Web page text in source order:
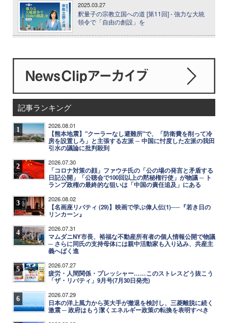
2025.03.27
釈量子の宗教立国への道 [第11回] - 強力な大統
領令で「自由の創設」を
記事ランキング
1 2026.08.01
【熊本地震】"クーラーなし避難所"で、「防衛費を削って冷
房を設置しろ」と主張する左派 ─ 中国に忖度した左派の我田
引水の議論に批判殺到
2 2026.07.30
「コロナ対策の顔」ファウチ氏の「公の場の発言と矛盾する
日記公開」「公聴会で100回以上の黙秘権行使」が物議 ─ ト
ランプ政権の最終的な狙いは「中国の責任追及」にある
3 2026.08.02
【名画座リバティ (29)】映画で学ぶ偉人伝(1)──『若き日の
リンカーン』
4 2026.07.31
マムダニNY市長、裕福な不動産所有者の個人情報公開で物議
─ さらに同氏の支持母体には親中活動家も入り込み、共産主
義へばく進
5 2026.07.27
疲労・人間関係・プレッシャー……このストレスどう抜こう
「ザ・リバティ」9月号(7月30日発売)
6 2026.07.29
日本の洋上風力から英大手が撤退を検討し、三菱離脱に続く
激震 ─ 政府はもう潔くエネルギー政策の転換を表明すべき